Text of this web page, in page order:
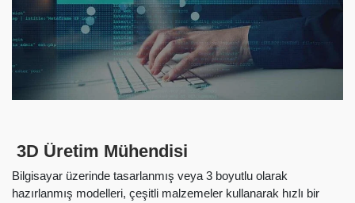
3D Üretim Mühendisi
Bilgisayar üzerinde tasarlanmış veya 3 boyutlu olarak
hazırlanmış modelleri, çeşitli malzemeler kullanarak hızlı bir